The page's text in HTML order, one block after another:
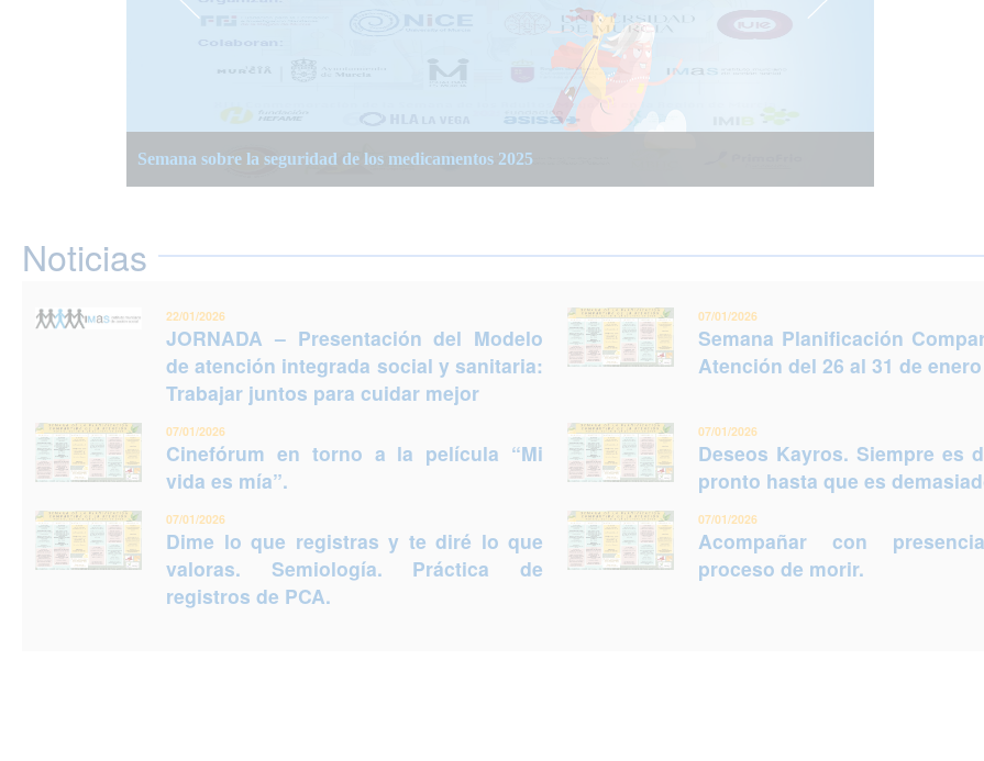
JORNADA – Presentación del Modelo de atención integrada social y sanitaria: Trabajar juntos
para cuidar mejor
Semana Planificación Compartida de la Atención del 26 al 31 de enero (Murcia)
XIII Semanas Adultos Mayores en Murcia 2025
Semana sobre la seguridad de los medicamentos 2025
Noticias
22/01/2026
JORNADA – Presentación del Modelo
de atención integrada social y sanitaria:
Trabajar juntos para cuidar mejor
07/01/2026
Semana Planificación
Atención del 26 al 31 de
07/01/2026
Cinefórum en torno a la película “Mi
vida es mía”.
07/01/2026
Deseos Kayros. Siempre es
pronto hasta que es
07/01/2026
Dime lo que registras y te diré lo que
valoras. Semiología. Práctica de
registros de PCA.
07/01/2026
Acompañar con
proceso de morir.